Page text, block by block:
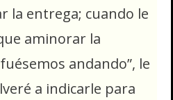
la entrega; cuando le
aminorar la
andando”, le
a indicarle para